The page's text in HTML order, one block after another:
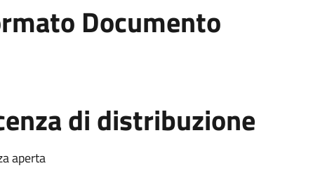
Documento
di distribuzione
aperta